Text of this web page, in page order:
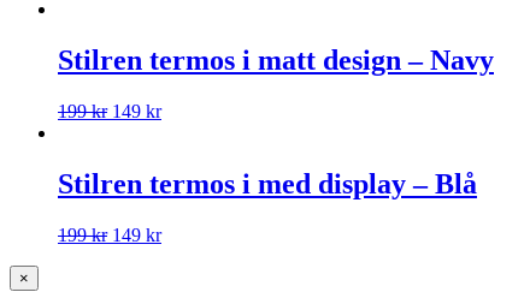
Stilren termos i matt design – Navy
199kr 149 kr
Stilren termos i med display – Blå
199kr 149 kr
×